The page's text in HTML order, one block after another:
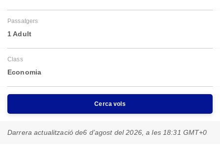
Passatgers
1 Adult
Class
Economia
Cerca vols
Darrera actualització de6 d’agost del 2026, a les 18:31 GMT+0